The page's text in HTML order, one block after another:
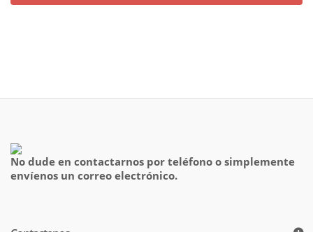
No dude en contactarnos por teléfono o simplemente
envíenos un correo electrónico.